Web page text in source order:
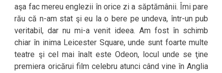
aşa fac mereu englezii în orice zi a săptămânii. Îmi pare
rău că n-am stat şi eu la o bere pe undeva, într-un pub
veritabil, dar nu mi-a venit ideea. Am fost în schimb
chiar în inima Leicester Square, unde sunt foarte multe
teatre şi cel mai înalt este Odeon, locul unde se ţine
premiera oricărui film celebru atunci când vine în Anglia